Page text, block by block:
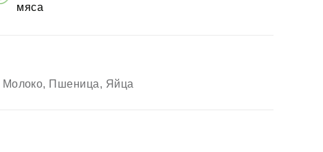
Пшеница, Яйца